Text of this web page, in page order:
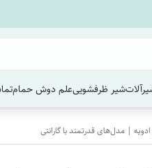
شیر ظرفشوییعلم دوش حمام
| مدل‌های قدرتمند با گارانتی